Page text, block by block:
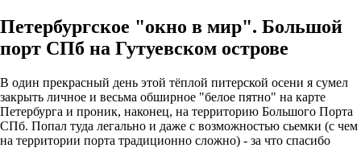
Петербургское "окно в мир". Большой
порт СПб на Гутуевском острове
В один прекрасный день этой тёплой питерской осени я сумел
закрыть личное и весьма обширное "белое пятно" на карте
Петербурга и проник, наконец, на территорию Большого Порта
СПб. Попал туда легально и даже с возможностью сьемки (с чем
на территории порта традиционно сложно) - за что спасибо